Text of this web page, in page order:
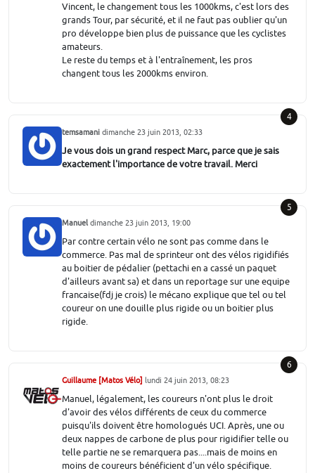
Vincent, le changement tous les 1000kms, c'est lors des
grands Tour, par sécurité, et il ne faut pas oublier qu'un
pro développe bien plus de puissance que les cyclistes
amateurs.
Le reste du temps et à l'entraînement, les pros
changent tous les 2000kms environ.
4
temsamani dimanche 23 juin 2013, 02:33
Je vous dois un grand respect Marc, parce que je sais
exactement l'importance de votre travail. Merci
5
Manuel dimanche 23 juin 2013, 19:00
Par contre certain vélo ne sont pas comme dans le
commerce. Pas mal de sprinteur ont des vélos rigidifiés
au boitier de pédalier (pettachi en a cassé un paquet
d'ailleurs avant sa) et dans un reportage sur une equipe
francaise(fdj je crois) le mécano explique que tel ou tel
coureur on une douille plus rigide ou un boitier plus
rigide.
6
Guillaume [Matos Vélo] lundi 24 juin 2013, 08:23
Manuel, légalement, les coureurs n'ont plus le droit
d'avoir des vélos différents de ceux du commerce
puisqu'ils doivent être homologués UCI. Après, une ou
deux nappes de carbone de plus pour rigidifier telle ou
telle partie ne se remarquera pas....mais de moins en
moins de coureurs bénéficient d'un vélo spécifique.